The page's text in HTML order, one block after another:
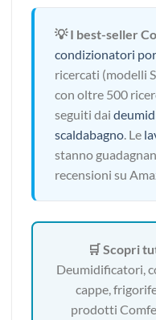
💡 I best-seller
condizionatori
ricercati (modelli
con oltre 500
seguiti dai
scaldabagno. Le
stanno
recensioni su
🛒 Scopri
Deumidificatori,
cappe,
prodotti